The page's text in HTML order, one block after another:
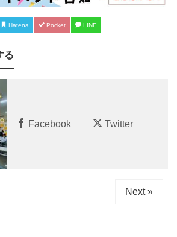
Hatena Pocket LINE
る
Facebook Twitter
Next »